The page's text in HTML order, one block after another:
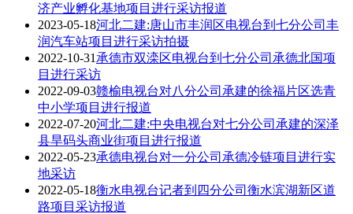
济产业孵化基地项目进行采访报道
2023-05-18河北二建:唐山市丰润区电视台到七分公司丰
润汽车站项目进行采访拍摄
2022-10-31 承德市双滦区电视台到七分公司承德北国项
目进行采访
2022-09-03赣榆电视台对八分公司承建的徐福片区选青
中小学项目进行报道
2022-07-20河北二建:中央电视台对七分公司承建的深泽
县旱码头商业街项目进行报道
2022-05-23承德电视台对一分公司承德冷链项目进行实
地采访
2022-05-18衡水电视台记者到四分公司衡水滨湖新区道
路项目采访报道